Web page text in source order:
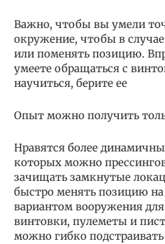
Важно, чтобы вы умели
окружение, чтобы в
или поменять позицию.
умеете обращаться с
научиться, берите ее
Опыт можно получить
Нравятся более
которых можно
зачищать замкнутые
быстро менять позицию
вариантом вооружения
винтовки, пулеметы и
можно гибко